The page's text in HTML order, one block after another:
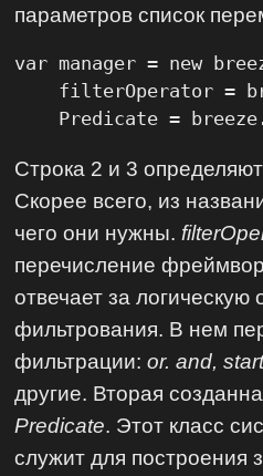
параметров список
var manager = new
filterOperator =
Predicate =
Строка 2 и 3
Скорее всего, из
чего они нужны.
перечисление
отвечает за логическую
фильтрования. В нем
фильтрации:or. and,
другие. Вторая
Predicate. Этот класс
служит для построения